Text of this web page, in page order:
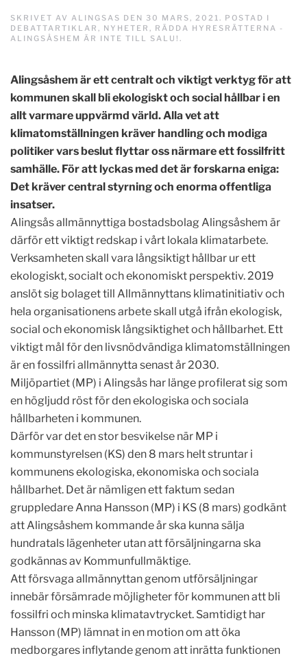
SKRIVET AV ALINGSAS DEN 30 MARS, 2021. POSTAD I
DEBATTARTIKLAR , NYHETER , RÄDDA HYRESRÄTTERNA -
ALINGSÅSHEM ÄR INTE TILL SALU! .
Alingsåshem är ett centralt och viktigt verktyg för att
kommunen skall bli ekologiskt och social hållbar i en
allt varmare uppvärmd värld. Alla vet att
klimatomställningen kräver handling och modiga
politiker vars beslut flyttar oss närmare ett fossilfritt
samhälle. För att lyckas med det är forskarna eniga:
Det kräver central styrning och enorma offentliga
insatser.
Alingsås allmännyttiga bostadsbolag Alingsåshem är
därför ett viktigt redskap i vårt lokala klimatarbete.
Verksamheten skall vara långsiktigt hållbar ur ett
ekologiskt, socialt och ekonomiskt perspektiv. 2019
anslöt sig bolaget till Allmännyttans klimatinitiativ och
hela organisationens arbete skall utgå ifrån ekologisk,
social och ekonomisk långsiktighet och hållbarhet. Ett
viktigt mål för den livsnödvändiga klimatomställningen
är en fossilfri allmännytta senast år 2030.
Miljöpartiet (MP) i Alingsås har länge profilerat sig som
en högljudd röst för den ekologiska och sociala
hållbarheten i kommunen.
Därför var det en stor besvikelse när MP i
kommunstyrelsen (KS) den 8 mars helt struntar i
kommunens ekologiska, ekonomiska och sociala
hållbarhet. Det är nämligen ett faktum sedan
gruppledare Anna Hansson (MP) i KS (8 mars) godkänt
att Alingsåshem kommande år ska kunna sälja
hundratals lägenheter utan att försäljningarna ska
godkännas av Kommunfullmäktige.
Att försvaga allmännyttan genom utförsäljningar
innebär försämrade möjligheter för kommunen att bli
fossilfri och minska klimatavtrycket. Samtidigt har
Hansson (MP) lämnat in en motion om att öka
medborgares inflytande genom att inrätta funktionen